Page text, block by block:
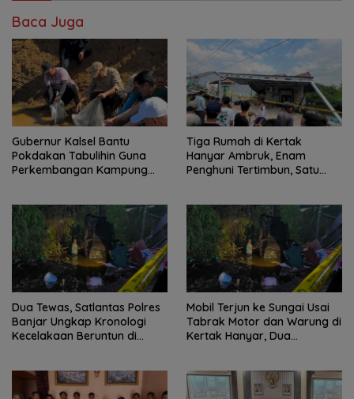
Baca Juga
Gubernur Kalsel Bantu
Pokdakan Tabulihin Guna
Perkembangan Kampung
Tiga Rumah di Kertak
Hanyar Ambruk, Enam
Penghuni Tertimbun, Satu
Dua Tewas, Satlantas Polres
Banjar Ungkap Kronologi
Kecelakaan Beruntun di
Mobil Terjun ke Sungai Usai
Tabrak Motor dan Warung di
Kertak Hanyar, Dua